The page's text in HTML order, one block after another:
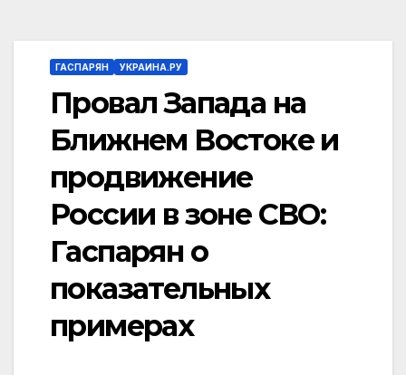
ГАСПАРЯН УКРАИНА.РУ
Провал Запада на
Ближнем Востоке и
продвижение
России в зоне СВО:
Гаспарян о
показательных
примерах